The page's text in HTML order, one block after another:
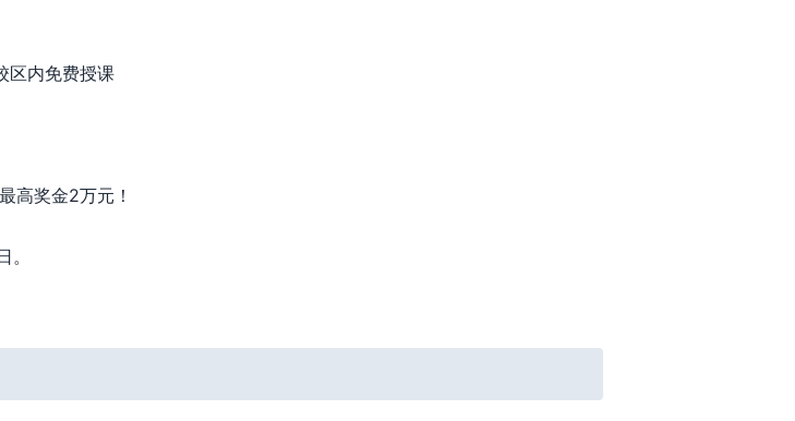
区内免费授课
高奖金2万元！